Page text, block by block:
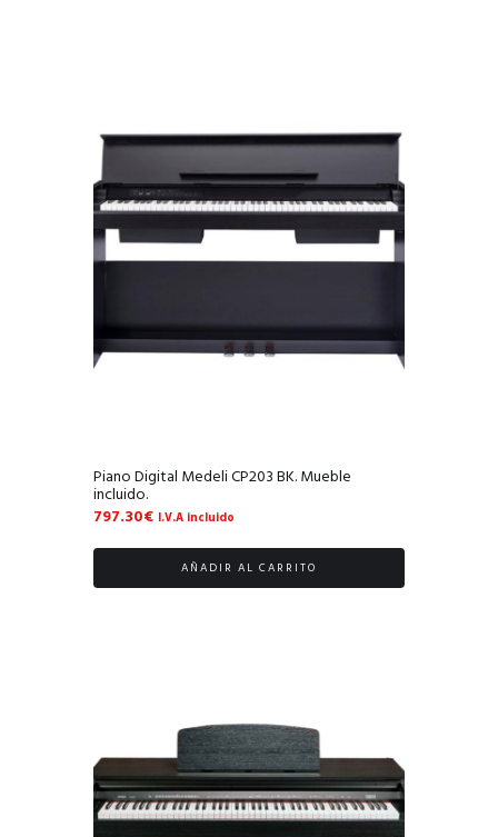
Piano Digital Medeli CP203 BK. Mueble
incluido.
797.30€ I.V.A incluido
AÑADIR AL CARRITO